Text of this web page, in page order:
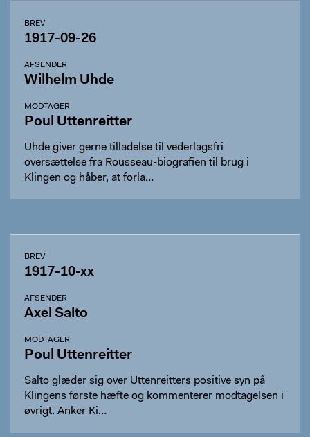
BREV
1917-09-26
AFSENDER
Wilhelm Uhde
MODTAGER
Poul Uttenreitter
Uhde giver gerne tilladelse til vederlagsfri
oversættelse fra Rousseau-biografien til brug i
Klingen og håber, at forla…
BREV
1917-10-xx
AFSENDER
Axel Salto
MODTAGER
Poul Uttenreitter
Salto glæder sig over Uttenreitters positive syn på
Klingens første hæfte og kommenterer modtagelsen i
øvrigt. Anker Ki…